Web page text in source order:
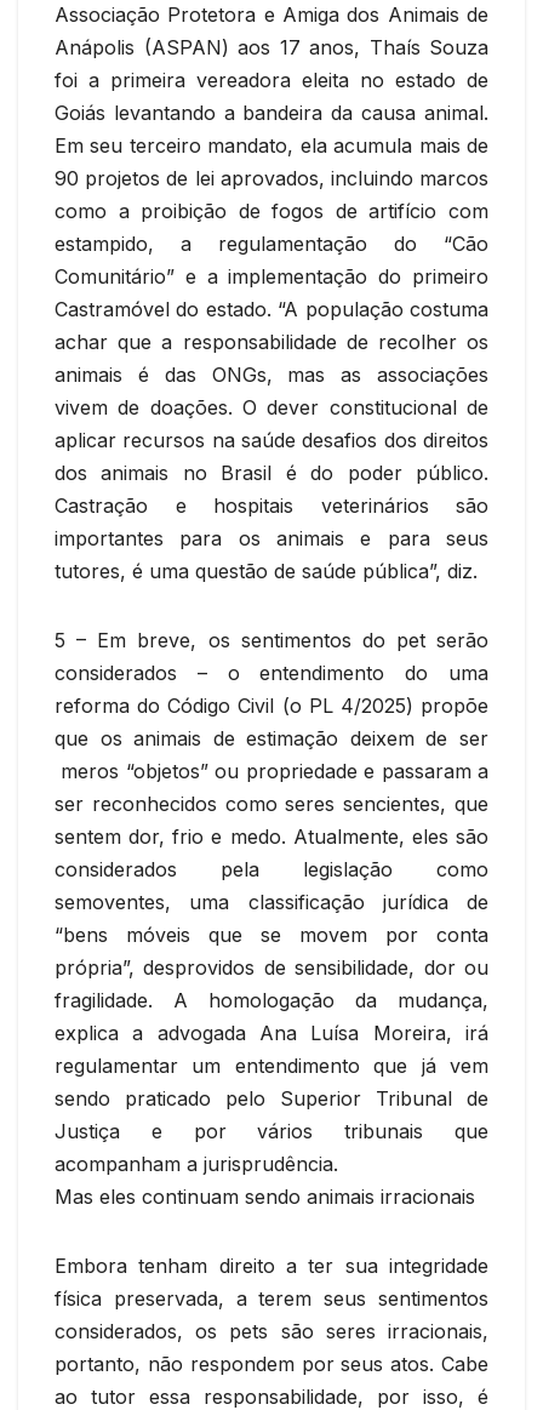
Associação Protetora e Amiga dos Animais de
Anápolis (ASPAN) aos 17 anos, Thaís Souza
foi a primeira vereadora eleita no estado de
Goiás levantando a bandeira da causa animal.
Em seu terceiro mandato, ela acumula mais de
90 projetos de lei aprovados, incluindo marcos
como a proibição de fogos de artifício com
estampido, a regulamentação do “Cão
Comunitário” e a implementação do primeiro
Castramóvel do estado. “A população costuma
achar que a responsabilidade de recolher os
animais é das ONGs, mas as associações
vivem de doações. O dever constitucional de
aplicar recursos na saúde desafios dos direitos
dos animais no Brasil é do poder público.
Castração e hospitais veterinários são
importantes para os animais e para seus
tutores, é uma questão de saúde pública”, diz.
5 – Em breve, os sentimentos do pet serão
considerados – o entendimento do uma
reforma do Código Civil (o PL 4/2025) propõe
que os animais de estimação deixem de ser
meros “objetos” ou propriedade e passaram a
ser reconhecidos como seres sencientes, que
sentem dor, frio e medo. Atualmente, eles são
considerados pela legislação como
semoventes, uma classificação jurídica de
“bens móveis que se movem por conta
própria”, desprovidos de sensibilidade, dor ou
fragilidade. A homologação da mudança,
explica a advogada Ana Luísa Moreira, irá
regulamentar um entendimento que já vem
sendo praticado pelo Superior Tribunal de
Justiça e por vários tribunais que
acompanham a jurisprudência.
Mas eles continuam sendo animais irracionais
Embora tenham direito a ter sua integridade
física preservada, a terem seus sentimentos
considerados, os pets são seres irracionais,
portanto, não respondem por seus atos. Cabe
ao tutor essa responsabilidade, por isso, é